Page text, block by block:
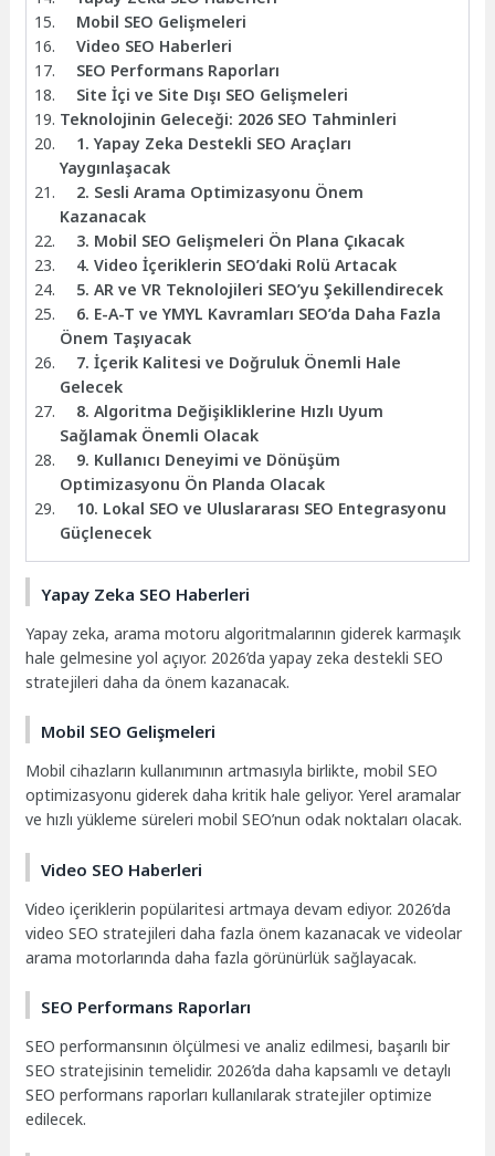
Mobil SEO Gelişmeleri
Video SEO Haberleri
SEO Performans Raporları
Site İçi ve Site Dışı SEO Gelişmeleri
Teknolojinin Geleceği: 2026 SEO Tahminleri
1. Yapay Zeka Destekli SEO Araçları
Yaygınlaşacak
2. Sesli Arama Optimizasyonu Önem
Kazanacak
3. Mobil SEO Gelişmeleri Ön Plana Çıkacak
4. Video İçeriklerin SEO’daki Rolü Artacak
5. AR ve VR Teknolojileri SEO’yu Şekillendirecek
6. E-A-T ve YMYL Kavramları SEO’da Daha Fazla
Önem Taşıyacak
7. İçerik Kalitesi ve Doğruluk Önemli Hale
Gelecek
8. Algoritma Değişikliklerine Hızlı Uyum
Sağlamak Önemli Olacak
9. Kullanıcı Deneyimi ve Dönüşüm
Optimizasyonu Ön Planda Olacak
10. Lokal SEO ve Uluslararası SEO Entegrasyonu
Güçlenecek
Yapay Zeka SEO Haberleri
Yapay zeka, arama motoru algoritmalarının giderek karmaşık
hale gelmesine yol açıyor. 2026’da yapay zeka destekli SEO
stratejileri daha da önem kazanacak.
Mobil SEO Gelişmeleri
Mobil cihazların kullanımının artmasıyla birlikte, mobil SEO
optimizasyonu giderek daha kritik hale geliyor. Yerel aramalar
ve hızlı yükleme süreleri mobil SEO’nun odak noktaları olacak.
Video SEO Haberleri
Video içeriklerin popülaritesi artmaya devam ediyor. 2026’da
video SEO stratejileri daha fazla önem kazanacak ve videolar
arama motorlarında daha fazla görünürlük sağlayacak.
SEO Performans Raporları
SEO performansının ölçülmesi ve analiz edilmesi, başarılı bir
SEO stratejisinin temelidir. 2026’da daha kapsamlı ve detaylı
SEO performans raporları kullanılarak stratejiler optimize
edilecek.